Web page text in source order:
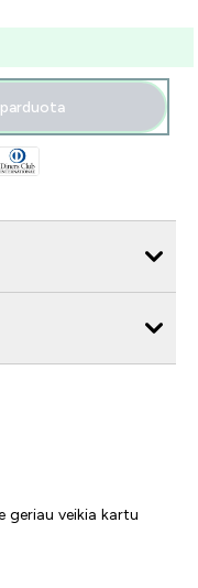
geriau veikia kartu